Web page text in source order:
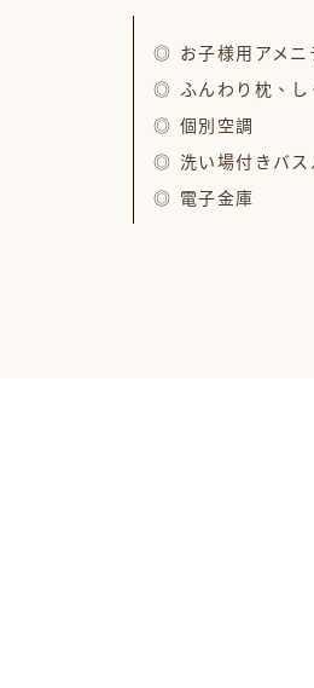
お子様用アメ
ふんわり枕、
個別空調
洗い場付きバ
電子金庫